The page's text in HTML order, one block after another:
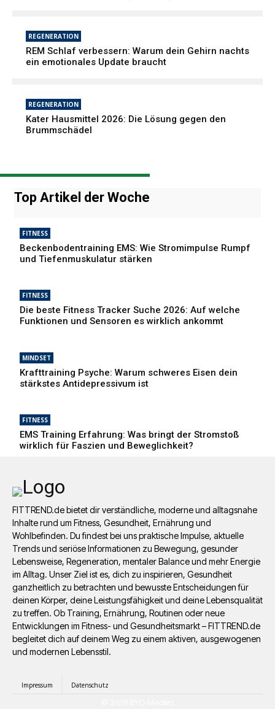
REGENERATION
REM Schlaf verbessern: Warum dein Gehirn nachts
ein emotionales Update braucht
REGENERATION
Kater Hausmittel 2026: Die Lösung gegen den
Brummschädel
Top Artikel der Woche
FITNESS
Beckenbodentraining EMS: Wie Stromimpulse Rumpf
und Tiefenmuskulatur stärken
FITNESS
Die beste Fitness Tracker Suche 2026: Auf welche
Funktionen und Sensoren es wirklich ankommt
MINDSET
Krafttraining Psyche: Warum schweres Eisen dein
stärkstes Antidepressivum ist
FITNESS
EMS Training Erfahrung: Was bringt der Stromstoß
wirklich für Faszien und Beweglichkeit?
FITTREND.de bietet dir verständliche, moderne und alltagsnahe
Inhalte rund um Fitness, Gesundheit, Ernährung und
Wohlbefinden. Du findest bei uns praktische Impulse, aktuelle
Trends und seriöse Informationen zu Bewegung, gesunder
Lebensweise, Regeneration, mentaler Balance und mehr Energie
im Alltag. Unser Ziel ist es, dich zu inspirieren, Gesundheit
ganzheitlich zu betrachten und bewusste Entscheidungen für
deinen Körper, deine Leistungsfähigkeit und deine Lebensqualität
zu treffen. Ob Training, Ernährung, Routinen oder neue
Entwicklungen im Fitness- und Gesundheitsmarkt – FITTREND.de
begleitet dich auf deinem Weg zu einem aktiven, ausgewogenen
und modernen Lebensstil.
Impressum Datenschutz